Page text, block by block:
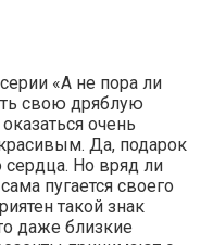
«А не пора ли
свою дряблую
очень
Да, подарок
сердца. Но вряд ли
пугается своего
такой знак
даже близкие